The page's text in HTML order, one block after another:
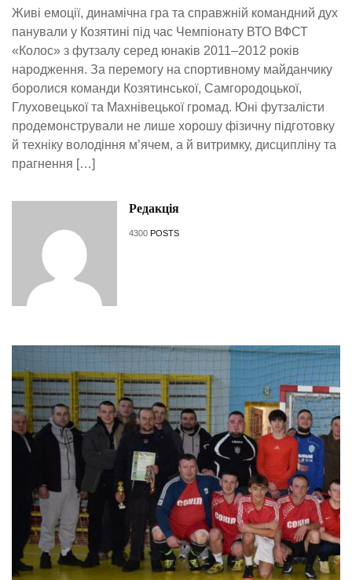
Живі емоції, динамічна гра та справжній командний дух
панували у Козятині під час Чемпіонату ВТО ВФСТ
«Колос» з футзалу серед юнаків 2011–2012 років
народження. За перемогу на спортивному майданчику
боролися команди Козятинської, Самгородоцької,
Глуховецької та Махнівецької громад. Юні футзалісти
продемонстрували не лише хорошу фізичну підготовку
й техніку володіння м’ячем, а й витримку, дисципліну та
прагнення […]
Редакція
4300 POSTS